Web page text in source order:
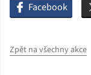
Facebook
Zpět na všechny akce